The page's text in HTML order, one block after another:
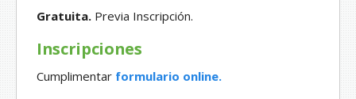
Gratuita. Previa Inscripción.
Inscripciones
Cumplimentar formulario online.